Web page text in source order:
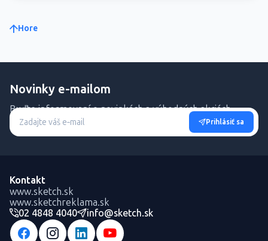
Hore
Novinky e-mailom
Buďte informovaní o novinkách a výhodných akciách.
Prihlásiť sa
Kontakt
www.sketch.sk
www.sketchreklama.sk
02 4848 4040
info@sketch.sk